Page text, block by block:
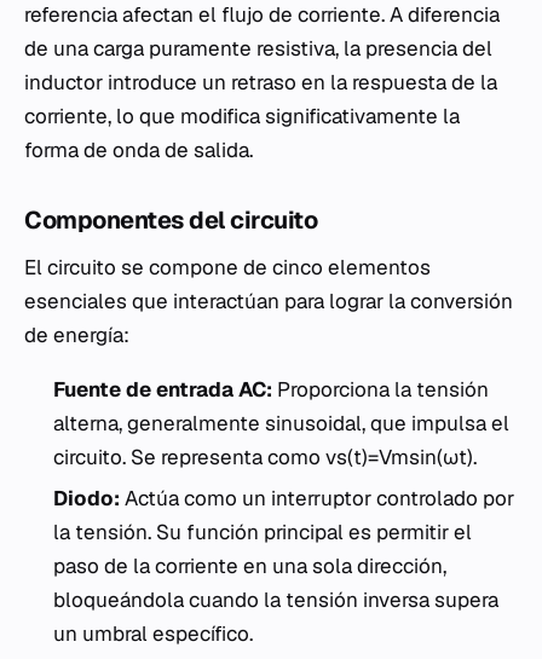
referencia afectan el flujo de corriente. A diferencia
de una carga puramente resistiva, la presencia del
inductor introduce un retraso en la respuesta de la
corriente, lo que modifica significativamente la
forma de onda de salida.
Componentes del circuito
El circuito se compone de cinco elementos
esenciales que interactúan para lograr la conversión
de energía:
Fuente de entrada AC: Proporciona la tensión
alterna, generalmente sinusoidal, que impulsa el
circuito. Se representa como vs​(t)=Vm​sin(ωt).
Diodo: Actúa como un interruptor controlado por
la tensión. Su función principal es permitir el
paso de la corriente en una sola dirección,
bloqueándola cuando la tensión inversa supera
un umbral específico.